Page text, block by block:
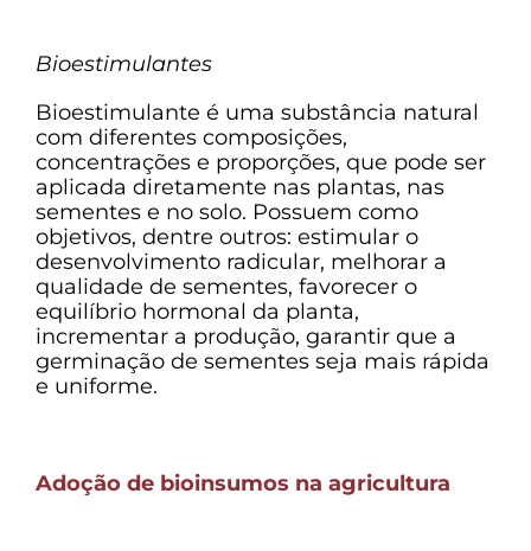
Bioestimulantes
Bioestimulante é uma substância natural
com diferentes composições,
concentrações e proporções, que pode ser
aplicada diretamente nas plantas, nas
sementes e no solo. Possuem como
objetivos, dentre outros: estimular o
desenvolvimento radicular, melhorar a
qualidade de sementes, favorecer o
equilíbrio hormonal da planta,
incrementar a produção, garantir que a
germinação de sementes seja mais rápida
e uniforme.
Adoção de bioinsumos na agricultura